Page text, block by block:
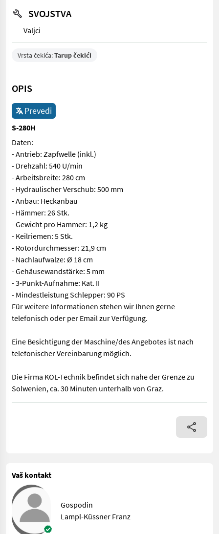
SVOJSTVA
Valjci
Vrsta čekića:Tarup čekići
OPIS
Prevedi
S-280H
Daten:
- Antrieb: Zapfwelle (inkl.)
- Drehzahl: 540 U/min
- Arbeitsbreite: 280 cm
- Hydraulischer Verschub: 500 mm
- Anbau: Heckanbau
- Hämmer: 26 Stk.
- Gewicht pro Hammer: 1,2 kg
- Keilriemen: 5 Stk.
- Rotordurchmesser: 21,9 cm
- Nachlaufwalze: Ø 18 cm
- Gehäusewandstärke: 5 mm
- 3-Punkt-Aufnahme: Kat. II
- Mindestleistung Schlepper: 90 PS
Für weitere Informationen stehen wir Ihnen gerne
telefonisch oder per Email zur Verfügung.
Eine Besichtigung der Maschine/des Angebotes ist nach
telefonischer Vereinbarung möglich.
Die Firma KOL-Technik befindet sich nahe der Grenze zu
Solwenien, ca. 30 Minuten unterhalb von Graz.
Daten: - Antrieb: Zapfwelle (inkl.) - Drehzahl: 540 U/min -
Vaš kontakt
Gospodin
Lampl-Küssner Franz